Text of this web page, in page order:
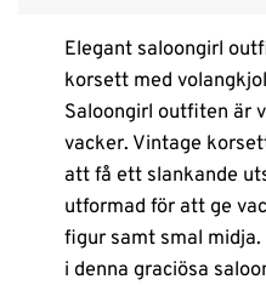
Elegant saloongirl
korsett med
Saloongirl outfiten är
vacker. Vintage
att få ett slankande
utformad för att ge
figur samt smal
i denna graciösa